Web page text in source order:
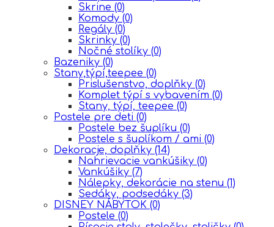
Skrine (0)
Komody (0)
Regály (0)
Skrinky (0)
Nočné stolíky (0)
Bazeniky (0)
Stany,týpí,teepee (0)
Prislušenstvo, doplňky (0)
Komplet týpí s vybavením (0)
Stany, týpí, teepee (0)
Postele pre deti (0)
Postele bez šuplíku (0)
Postele s šuplíkom / ami (0)
Dekoracje, doplňky (14)
Nahrievacie vankúšiky (0)
Vankúšiky (7)
Nálepky, dekorácie na stenu (1)
Sedáky, podsedáky (3)
DISNEY NÁBYTOK (0)
Postele (0)